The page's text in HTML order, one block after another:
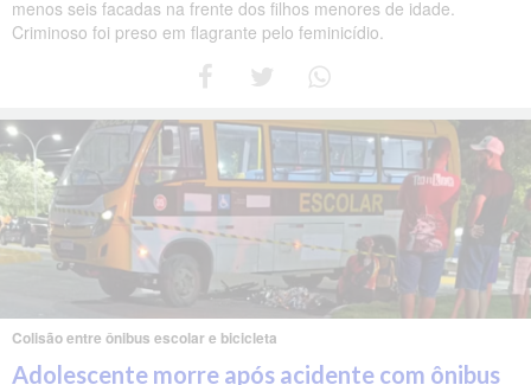
menos seis facadas na frente dos filhos menores de idade.
Criminoso foi preso em flagrante pelo feminicídio.
Colisão entre ônibus escolar e bicicleta
Adolescente morre após acidente com ônibus